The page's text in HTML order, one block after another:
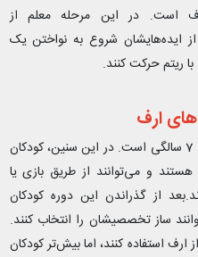
است. در این مرحله معلم از
ایده‌هایشان شروع به نواختن یک
ریتم حرکت کنند.
ارف
بهترین سن شرکت در کلاس ارف 3 الی 7 سالگی است. در این سنین، کودکان
و می‌توانند از طریق بازی یا
از گذراندن این دوره کودکان
ساز تخصصیشان را انتخاب کنند.
می‌توانند از ارف استفاده کنند، اما بیش‌تر کودکان